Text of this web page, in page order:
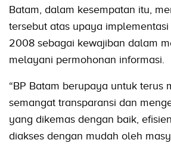
Batam, dalam kesempatan itu,
tersebut atas upaya implementasi
2008 sebagai kewajiban dalam
melayani permohonan informasi.
“BP Batam berupaya untuk terus
semangat transparansi dan
yang dikemas dengan baik,
diakses dengan mudah oleh